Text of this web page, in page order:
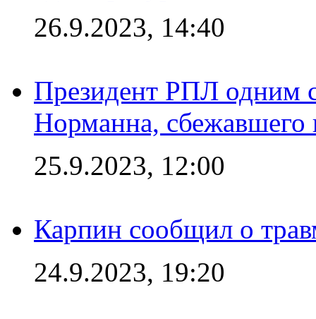
26.9.2023, 14:40
Президент РПЛ одним
Норманна, сбежавшего
25.9.2023, 12:00
Карпин сообщил о
24.9.2023, 19:20